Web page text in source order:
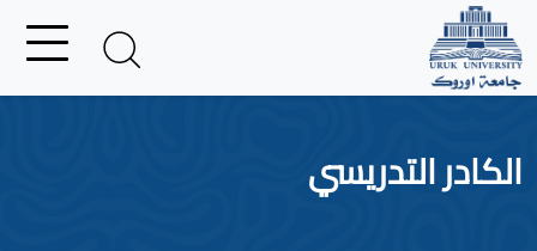
الكادر التدريسي